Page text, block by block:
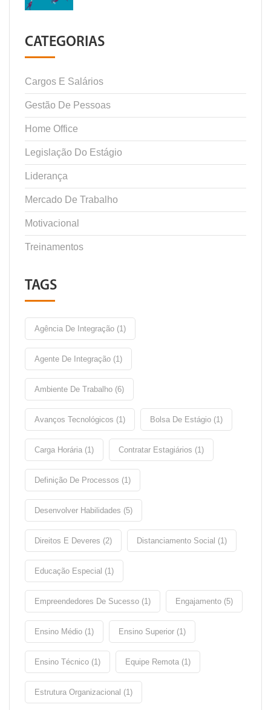
CATEGORIAS
Cargos E Salários
Gestão De Pessoas
Home Office
Legislação Do Estágio
Liderança
Mercado De Trabalho
Motivacional
Treinamentos
TAGS
Agência De Integração (1)
Agente De Integração (1)
Ambiente De Trabalho (6)
Avanços Tecnológicos (1) Bolsa De Estágio (1)
Carga Horária (1) Contratar Estagiários (1)
Definição De Processos (1)
Desenvolver Habilidades (5)
Direitos E Deveres (2) Distanciamento Social (1)
Educação Especial (1)
Empreendedores De Sucesso (1) Engajamento (5)
Ensino Médio (1) Ensino Superior (1)
Ensino Técnico (1) Equipe Remota (1)
Estrutura Organizacional (1)